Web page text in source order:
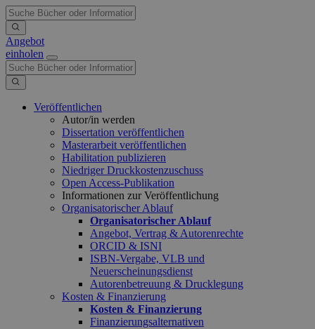
Angebot
einholen
Veröffentlichen
Autor/in werden
Dissertation veröffentlichen
Masterarbeit veröffentlichen
Habilitation publizieren
Niedriger Druckkostenzuschuss
Open Access-Publikation
Informationen zur Veröffentlichung
Organisatorischer Ablauf
Organisatorischer Ablauf
Angebot, Vertrag & Autorenrechte
ORCID & ISNI
ISBN-Vergabe, VLB und
Neuerscheinungsdienst
Autorenbetreuung & Drucklegung
Kosten & Finanzierung
Kosten & Finanzierung
Finanzierungsalternativen